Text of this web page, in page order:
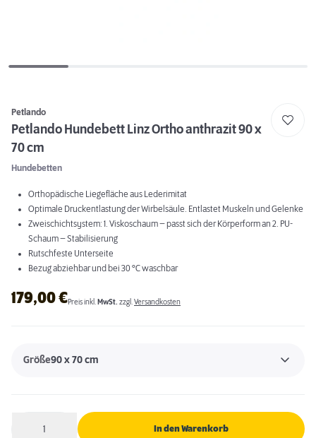
Petlando
Petlando Hundebett Linz Ortho anthrazit 90 x
70 cm
Hundebetten
Orthopädische Liegefläche aus Lederimitat
Optimale Druckentlastung der Wirbelsäule. Entlastet Muskeln und Gelenke
Zweischichtsystem: 1. Viskoschaum – passt sich der Körperform an 2. PU-
Schaum – Stabilisierung
Rutschfeste Unterseite
Bezug abziehbar und bei 30 °C waschbar
179,00€Preis inkl. MwSt. zzgl.Versandkosten
Größe90 x 70 cm
1 In den Warenkorb